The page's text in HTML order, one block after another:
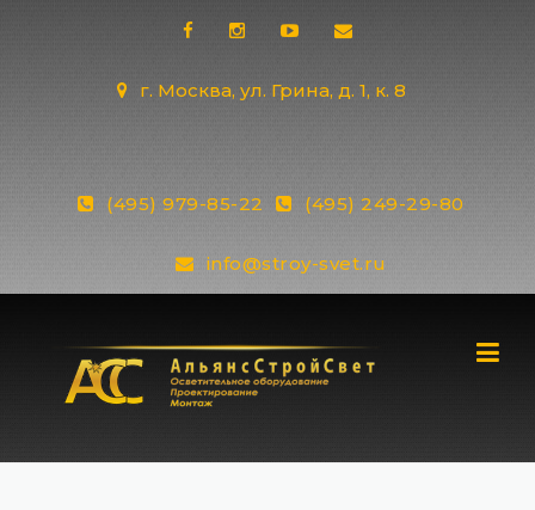
г. Москва, ул. Грина, д. 1, к. 8
(495) 979-85-22 (495) 249-29-80
info@stroy-svet.ru